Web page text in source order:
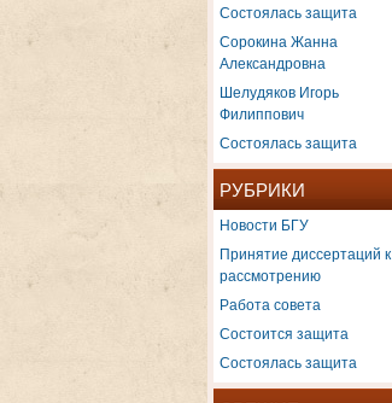
Состоялась защита
Сорокина Жанна
Александровна
Шелудяков Игорь
Филиппович
Состоялась защита
РУБРИКИ
Новости БГУ
Принятие диссертаций к
рассмотрению
Работа совета
Состоится защита
Состоялась защита